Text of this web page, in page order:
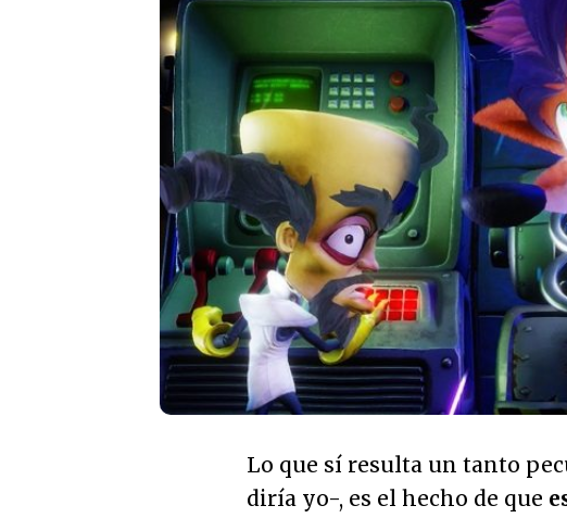
Lo que sí resulta un tanto
diría yo-, es el hecho de que